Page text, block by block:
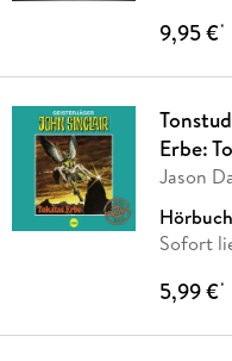
9,95 €*
Erbe:
Jason
Sofort
5,99 €*